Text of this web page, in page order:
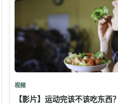
视频
【影片】运动完该不该吃东西